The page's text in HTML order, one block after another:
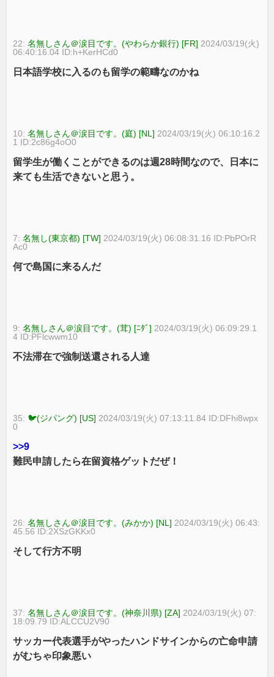
22:名無しさん＠涙目です。(やわらか銀行) [FR] 2024/03/19(火)
06:40:16.04 ID:h+KerHCd0
日本語学校に入るのも留学の範疇なのかね
10:名無しさん＠涙目です。(庭) [NL] 2024/03/19(火) 06:10:16.2
1 ID:2c86g4oO0
留学生が働くことができるのは週28時間なので、日本に
来ても生活できないと思う。
7:名無し(東京都) [TW] 2024/03/19(火) 06:08:31.16 ID:PbPOrR
Ac0
何で島国に来るんだ
9:名無しさん＠涙目です。(茸) [ﾆﾀﾞ] 2024/03/19(火) 06:09:29.1
4 ID:PFlcwwm10
不法滞在で強制送還される人達
35: 🐦(ジパング) [US] 2024/03/19(火) 07:13:11.84 ID:DFhi8wpx
0
>>9
難民申請したら在留資格ゲットだぜ！
26:名無しさん＠涙目です。(みかか) [NL] 2024/03/19(火) 06:43:
45.56 ID:2XSzGKKx0
そして行方不明
37:名無しさん＠涙目です。(神奈川県) [ZA] 2024/03/19(火) 07:
18:09.79 ID:ALCCU2V90
サッカー代表選手がやったハンドサインからの亡命申請
がむちゃ印象悪い